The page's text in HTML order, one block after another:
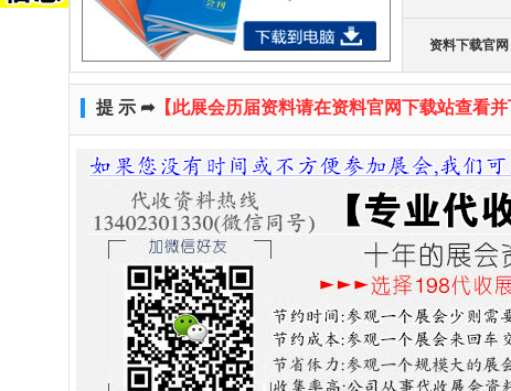
资料下载官网
提 示 ➦【此展会历届资料请在资料官网下载站查看